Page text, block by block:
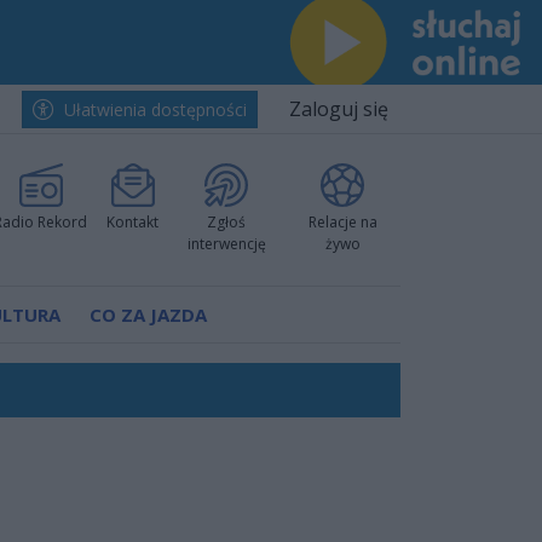
Ułatwienia dostępności Zaloguj się
Rekord Kontakt
Zgłoś
interwencję
Relacje na
żywo
CO ZA JAZDA